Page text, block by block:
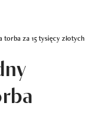
torba za 15 tysięcy złotych